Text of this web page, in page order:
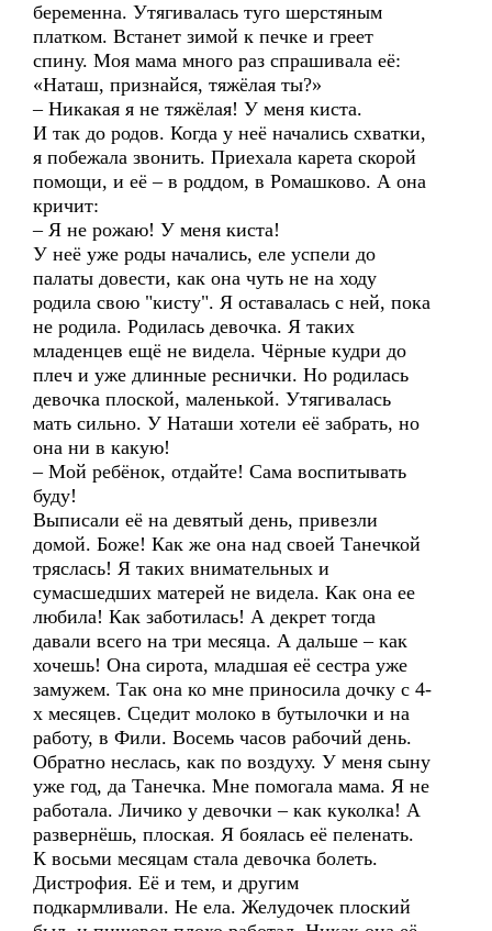
беременна. Утягивалась туго шерстяным
платком. Встанет зимой к печке и греет
спину. Моя мама много раз спрашивала её:
«Наташ, признайся, тяжёлая ты?»
– Никакая я не тяжёлая! У меня киста.
И так до родов. Когда у неё начались схватки,
я побежала звонить. Приехала карета скорой
помощи, и её – в роддом, в Ромашково. А она
кричит:
– Я не рожаю! У меня киста!
У неё уже роды начались, еле успели до
палаты довести, как она чуть не на ходу
родила свою "кисту". Я оставалась с ней, пока
не родила. Родилась девочка. Я таких
младенцев ещё не видела. Чёрные кудри до
плеч и уже длинные реснички. Но родилась
девочка плоской, маленькой. Утягивалась
мать сильно. У Наташи хотели её забрать, но
она ни в какую!
– Мой ребёнок, отдайте! Сама воспитывать
буду!
Выписали её на девятый день, привезли
домой. Боже! Как же она над своей Танечкой
тряслась! Я таких внимательных и
сумасшедших матерей не видела. Как она ее
любила! Как заботилась! А декрет тогда
давали всего на три месяца. А дальше – как
хочешь! Она сирота, младшая её сестра уже
замужем. Так она ко мне приносила дочку с 4-
х месяцев. Сцедит молоко в бутылочки и на
работу, в Фили. Восемь часов рабочий день.
Обратно неслась, как по воздуху. У меня сыну
уже год, да Танечка. Мне помогала мама. Я не
работала. Личико у девочки – как куколка! А
развернёшь, плоская. Я боялась её пеленать.
К восьми месяцам стала девочка болеть.
Дистрофия. Её и тем, и другим
подкармливали. Не ела. Желудочек плоский